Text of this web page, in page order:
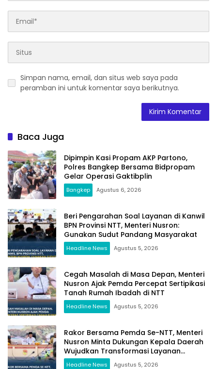
Simpan nama, email, dan situs web saya pada
peramban ini untuk komentar saya berikutnya.
Baca Juga
Dipimpin Kasi Propam AKP Partono,
Polres Bangkep Bersama Bidpropam
Gelar Operasi Gaktibplin
Bangkep Agustus 6, 2026
Beri Pengarahan Soal Layanan di Kanwil
BPN Provinsi NTT, Menteri Nusron:
Gunakan Sudut Pandang Masyarakat
Headline News Agustus 5, 2026
Cegah Masalah di Masa Depan, Menteri
Nusron Ajak Pemda Percepat Sertipikasi
Tanah Rumah Ibadah di NTT
Headline News Agustus 5, 2026
Rakor Bersama Pemda Se-NTT, Menteri
Nusron Minta Dukungan Kepala Daerah
Wujudkan Transformasi Layanan
Pertanahan
Headline News Agustus 5, 2026